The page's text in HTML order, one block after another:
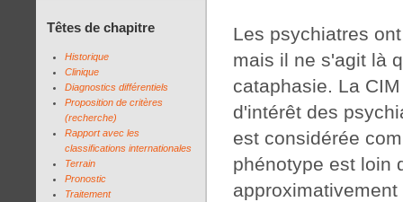
Têtes de chapitre
Historique
Clinique
Diagnostics différentiels
Proposition de critères
(recherche)
Rapport avec les
classifications internationales
Terrain
Pronostic
Traitement
Les psychiatres
mais il ne s'agit là
cataphasie. La
d'intérêt des
est considérée
phénotype est loin